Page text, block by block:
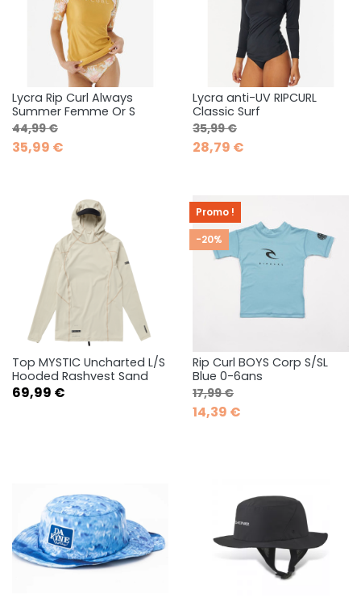
Lycra Rip Curl Always
Summer Femme Or S
Prix de base
44,99 €Prix
35,99 €
Lycra anti-UV RIPCURL
Classic Surf
Prix de base
35,99 €Prix
28,79 €
Top MYSTIC Uncharted L/S
Hooded Rashvest Sand
Prix
69,99 €
Rip Curl BOYS Corp S/SL
Blue 0-6ans
Prix de base
17,99 €Prix
14,39 €
Promo !
-20%